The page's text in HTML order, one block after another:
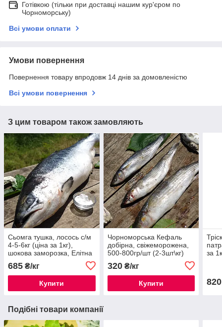
Готівкою (тільки при доставці нашим кур'єром по
Чорноморську)
Всі умови оплати
Умови повернення
Повернення товару впродовж 14 днів за домовленістю
Всі умови повернення
З цим товаром також замовляють
Сьомга тушка, лосось с/м
4-5-6кг (ціна за 1кг),
шокова заморозка, Елітна
685 ₴/кг
Купити
Чорноморська Кефаль
добірна, свіжеморожена,
500-800гр/шт (2-3шт\кг)
320₴/кг
Купити
за
820
Подібні товари компанії